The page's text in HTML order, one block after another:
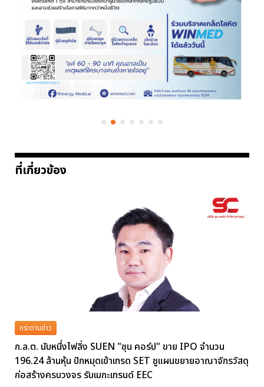
ที่เกี่ยวข้อง
กระดานข่าว
ก.ล.ต. นับหนึ่งไฟลิ่ง SUEN "ซุน คอร์ป" ขาย IPO จำนวน
196.24 ล้านหุ้น ปักหมุดเข้าเทรด SET ชูแผนขยายอาณาจักรวัสดุ
ก่อสร้างครบวงจร รับเมกะเทรนด์ EEC